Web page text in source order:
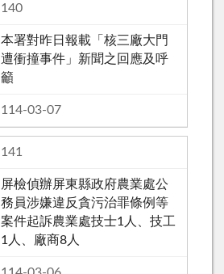
140
本署對昨日報載「核三廠大門
遭衝撞事件」新聞之回應及呼
籲
114-03-07
141
屏檢偵辦屏東縣政府農業處公
務員涉嫌違反貪污治罪條例等
案件起訴農業處技士1人、技工
1人、廠商8人